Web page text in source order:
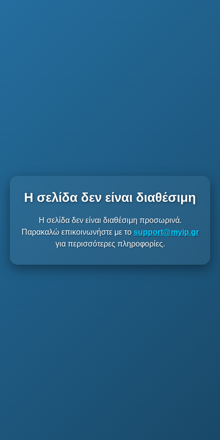
Η σελίδα δεν είναι διαθέσιμη
Η σελίδα δεν είναι διαθέσιμη προσωρινά.
Παρακαλώ επικοινωνήστε με το support@myip.gr
για περισσότερες πληροφορίες.